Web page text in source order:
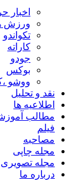
اخبار
ورزش
تکواندو
کاراته
جودو
بوکس
ووشو
نقد و تحلیل
اطلاعیه ها
مطالب
فیلم
مصاحبه
مجله چاپی
مجله تصویری
درباره ما